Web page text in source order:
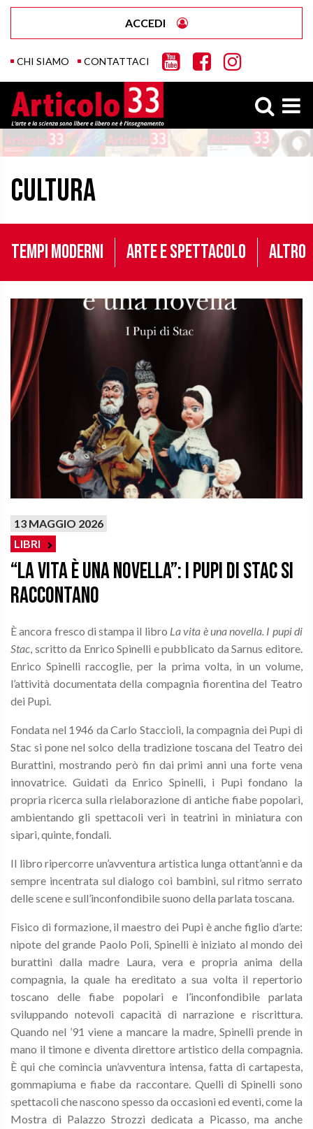
CHI SIAMO CONTATTACI
ACCEDI
Cultura
Tempi moderni Arte e Spettacolo Altro
13 MAGGIO 2026
LIBRI
“La vita è una novella”: I pupi di Stac si
raccontano
È ancora fresco di stampa il libro La vita è una novella. I pupi di
Stac, scritto da Enrico Spinelli e pubblicato da Sarnus editore.
Enrico Spinelli raccoglie, per la prima volta, in un volume,
l’attività documentata della compagnia fiorentina del Teatro
dei Pupi.
Fondata nel 1946 da Carlo Staccioli, la compagnia dei Pupi di
Stac si pone nel solco della tradizione toscana del Teatro dei
Burattini, mostrando però fin dai primi anni una forte vena
innovatrice. Guidati da Enrico Spinelli, i Pupi fondano la
propria ricerca sulla rielaborazione di antiche fiabe popolari,
ambientando gli spettacoli veri in teatrini in miniatura con
sipari, quinte, fondali.
Il libro ripercorre un’avventura artistica lunga ottant’anni e da
sempre incentrata sul dialogo coi bambini, sul ritmo serrato
delle scene e sull’inconfondibile suono della parlata toscana.
Fisico di formazione, il maestro dei Pupi è anche figlio d’arte:
nipote del grande Paolo Poli, Spinelli è iniziato al mondo dei
burattini dalla madre Laura, vera e propria anima della
compagnia, la quale ha ereditato a sua volta il repertorio
toscano delle fiabe popolari e l’inconfondibile parlata
sviluppando notevoli capacità di narrazione e riscrittura.
Quando nel ’91 viene a mancare la madre, Spinelli prende in
mano il timone e diventa direttore artistico della compagnia.
È qui che comincia un’avventura intensa, fatta di cartapesta,
gommapiuma e fiabe da raccontare. Quelli di Spinelli sono
spettacoli che nascono spesso da occasioni ed eventi, come la
Mostra di Palazzo Strozzi dedicata a Picasso, ma anche